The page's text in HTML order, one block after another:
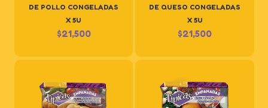
DE POLLO CONGELADAS
X 5U
$21,500
DE QUESO CONGELADAS
X 5U
$21,500